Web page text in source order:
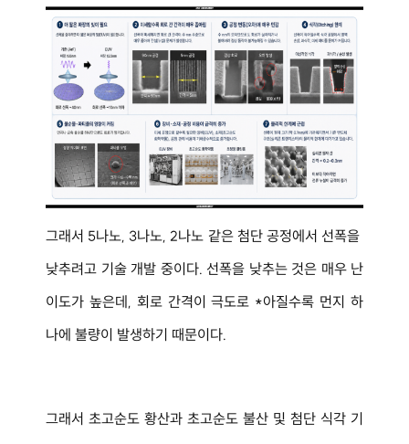
그래서 5나노, 3나노, 2나노 같은 첨단 공정에서 선폭을
낮추려고 기술 개발 중이다. 선폭을 낮추는 것은 매우 난
이도가 높은데, 회로 간격이 극도로 *아질수록 먼지 하
나에 불량이 발생하기 때문이다.
그래서 초고순도 황산과 초고순도 불산 및 첨단 식각 기